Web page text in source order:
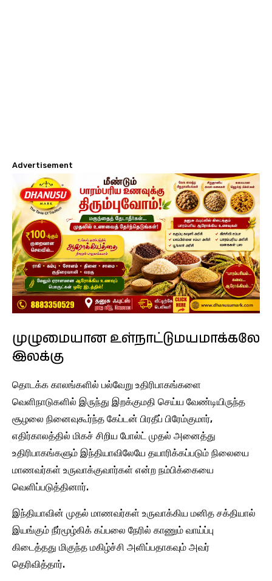
Advertisement
முழுமையான உள்நாட்டுமயமாக்கலே
இலக்கு
தொடக்க காலங்களில் பல்வேறு உதிரிபாகங்களை
வெளிநாடுகளில் இருந்து இறக்குமதி செய்ய வேண்டியிருந்த
சூழலை நினைவுகூர்ந்த கேப்டன் பிரதீப் பிரேம்குமார்,
எதிர்காலத்தில் மிகச் சிறிய போல்ட் முதல் அனைத்து
உதிரிபாகங்களும் இந்தியாவிலேயே தயாரிக்கப்படும் நிலையை
மாணவர்கள் உருவாக்குவார்கள் என்ற நம்பிக்கையை
வெளிப்படுத்தினார்.
இந்தியாவின் முதல் மாணவர்கள் உருவாக்கிய மனித சக்தியால்
இயங்கும் நீர்மூழ்கிக் கப்பலை நேரில் காணும் வாய்ப்பு
கிடைத்தது மிகுந்த மகிழ்ச்சி அளிப்பதாகவும் அவர்
தெரிவித்தார்.